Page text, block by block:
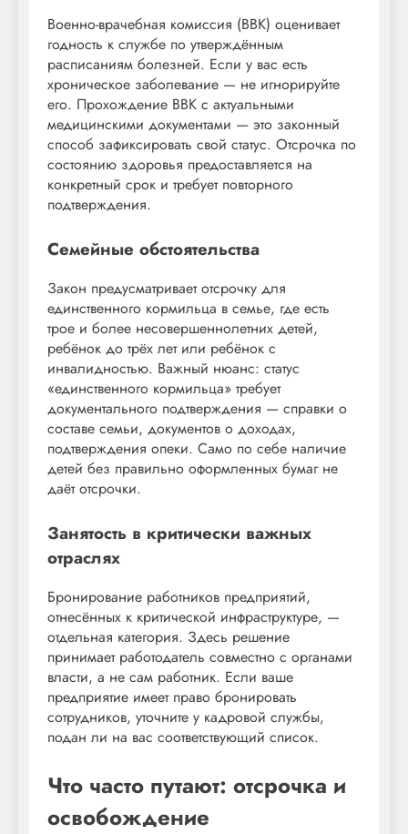
Военно-врачебная комиссия (ВВК) оценивает
годность к службе по утверждённым
расписаниям болезней. Если у вас есть
хроническое заболевание — не игнорируйте
его. Прохождение ВВК с актуальными
медицинскими документами — это законный
способ зафиксировать свой статус. Отсрочка по
состоянию здоровья предоставляется на
конкретный срок и требует повторного
подтверждения.
Семейные обстоятельства
Закон предусматривает отсрочку для
единственного кормильца в семье, где есть
трое и более несовершеннолетних детей,
ребёнок до трёх лет или ребёнок с
инвалидностью. Важный нюанс: статус
«единственного кормильца» требует
документального подтверждения — справки о
составе семьи, документов о доходах,
подтверждения опеки. Само по себе наличие
детей без правильно оформленных бумаг не
даёт отсрочки.
Занятость в критически важных
отраслях
Бронирование работников предприятий,
отнесённых к критической инфраструктуре, —
отдельная категория. Здесь решение
принимает работодатель совместно с органами
власти, а не сам работник. Если ваше
предприятие имеет право бронировать
сотрудников, уточните у кадровой службы,
подан ли на вас соответствующий список.
Что часто путают: отсрочка и
освобождение